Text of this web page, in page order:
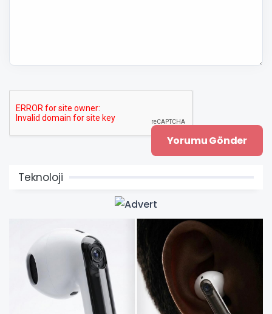
Teknoloji